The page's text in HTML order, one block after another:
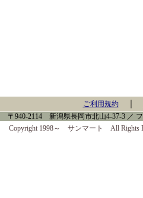
ご利用規約｜
〒940-2114 新潟県長岡市北山4-37-3 ／
Copyright 1998～ サンマート All Rights